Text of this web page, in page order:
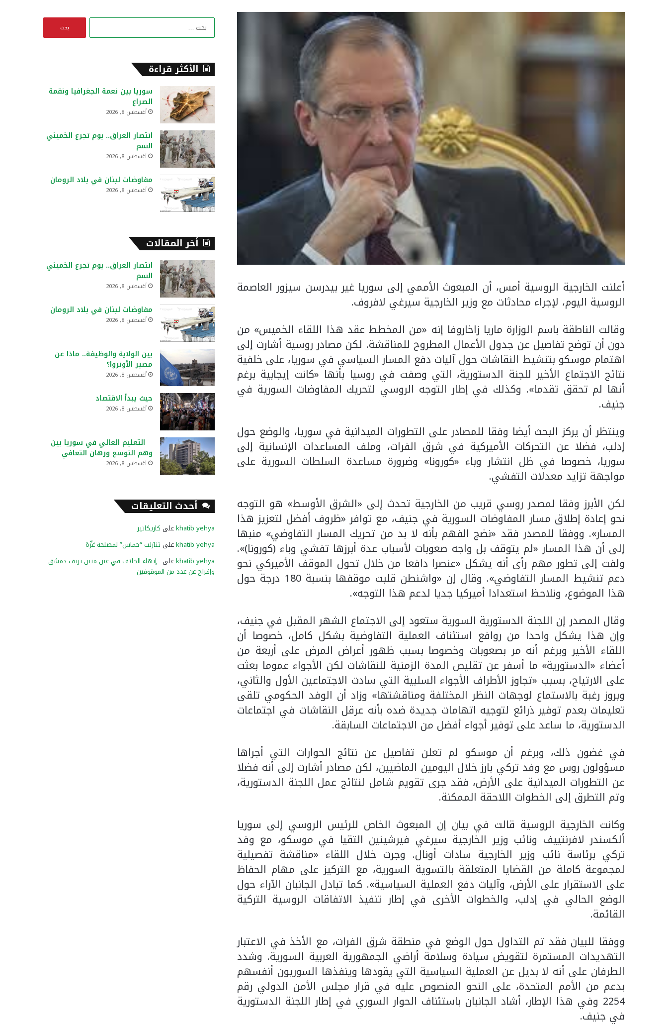
أعلنت الخارجية الروسية أمس، أن المبعوث الأممي إلى سوريا غير بيدرسن سيزور العاصمة
الروسية اليوم، لإجراء محادثات مع وزير الخارجية سيرغي لافروف.
وقالت الناطقة باسم الوزارة ماريا زاخاروفا إنه «من المخطط عقد هذا اللقاء الخميس» من
دون أن توضح تفاصيل عن جدول الأعمال المطروح للمناقشة. لكن مصادر روسية أشارت إلى
اهتمام موسكو بتنشيط النقاشات حول آليات دفع المسار السياسي في سوريا، على خلفية
نتائج الاجتماع الأخير للجنة الدستورية، التي وصفت في روسيا بأنها «كانت إيجابية برغم
أنها لم تحقق تقدما». وكذلك في إطار التوجه الروسي لتحريك المفاوضات السورية في
جنيف.
وينتظر أن يركز البحث أيضا وفقا للمصادر على التطورات الميدانية في سوريا، والوضع حول
إدلب، فضلا عن التحركات الأميركية في شرق الفرات، وملف المساعدات الإنسانية إلى
سوريا، خصوصا في ظل انتشار وباء «كورونا» وضرورة مساعدة السلطات السورية على
مواجهة تزايد معدلات التفشي.
لكن الأبرز وفقا لمصدر روسي قريب من الخارجية تحدث إلى «الشرق الأوسط» هو التوجه
نحو إعادة إطلاق مسار المفاوضات السورية في جنيف، مع توافر «ظروف أفضل لتعزيز هذا
المسار». ووفقا للمصدر فقد «نضج الفهم بأنه لا بد من تحريك المسار التفاوضي» منبها
إلى أن هذا المسار «لم يتوقف بل واجه صعوبات لأسباب عدة أبرزها تفشي وباء (كورونا)».
ولفت إلى تطور مهم رأى أنه يشكل «عنصرا دافعا من خلال تحول الموقف الأميركي نحو
دعم تنشيط المسار التفاوضي». وقال إن «واشنطن قلبت موقفها بنسبة 180 درجة حول
هذا الموضوع، ونلاحظ استعدادا أميركيا جديا لدعم هذا التوجه».
وقال المصدر إن اللجنة الدستورية السورية ستعود إلى الاجتماع الشهر المقبل في جنيف،
وإن هذا يشكل واحدا من روافع استئناف العملية التفاوضية بشكل كامل، خصوصا أن
اللقاء الأخير وبرغم أنه مر بصعوبات وخصوصا بسبب ظهور أعراض المرض على أربعة من
أعضاء «الدستورية» ما أسفر عن تقليص المدة الزمنية للنقاشات لكن الأجواء عموما بعثت
على الارتياح، بسبب «تجاوز الأطراف الأجواء السلبية التي سادت الاجتماعين الأول والثاني،
وبروز رغبة بالاستماع لوجهات النظر المختلفة ومناقشتها» وزاد أن الوفد الحكومي تلقى
تعليمات بعدم توفير ذرائع لتوجيه اتهامات جديدة ضده بأنه عرقل النقاشات في اجتماعات
الدستورية، ما ساعد على توفير أجواء أفضل من الاجتماعات السابقة.
في غضون ذلك، وبرغم أن موسكو لم تعلن تفاصيل عن نتائج الحوارات التي أجراها
مسؤولون روس مع وفد تركي بارز خلال اليومين الماضيين، لكن مصادر أشارت إلى أنه فضلا
عن التطورات الميدانية على الأرض، فقد جرى تقويم شامل لنتائج عمل اللجنة الدستورية،
وتم التطرق إلى الخطوات اللاحقة الممكنة.
وكانت الخارجية الروسية قالت في بيان إن المبعوث الخاص للرئيس الروسي إلى سوريا
ألكسندر لافرنتييف ونائب وزير الخارجية سيرغي فيرشينين التقيا في موسكو، مع وفد
تركي برئاسة نائب وزير الخارجية سادات أونال. وجرت خلال اللقاء «مناقشة تفصيلية
لمجموعة كاملة من القضايا المتعلقة بالتسوية السورية، مع التركيز على مهام الحفاظ
على الاستقرار على الأرض، وآليات دفع العملية السياسية». كما تبادل الجانبان الآراء حول
الوضع الحالي في إدلب، والخطوات الأخرى في إطار تنفيذ الاتفاقات الروسية التركية
القائمة.
ووفقا للبيان فقد تم التداول حول الوضع في منطقة شرق الفرات، مع الأخذ في الاعتبار
التهديدات المستمرة لتقويض سيادة وسلامة أراضي الجمهورية العربية السورية. وشدد
الطرفان على أنه لا بديل عن العملية السياسية التي يقودها وينفذها السوريون أنفسهم
بدعم من الأمم المتحدة، على النحو المنصوص عليه في قرار مجلس الأمن الدولي رقم
2254 وفي هذا الإطار، أشاد الجانبان باستئناف الحوار السوري في إطار اللجنة الدستورية
في جنيف.
ا
ن
:
الأكثر قراءة
سوريا بين نعمة الجغرافيا ونقمة
الصراع
أغسطس 8, 2026
انتصار العراق.. يوم تجرع الخميني
السم
أغسطس 8, 2026
مفاوضات لبنان في بلاد الرومان
أغسطس 8, 2026
أخر المقالات
انتصار العراق.. يوم تجرع الخميني
السم
أغسطس 8, 2026
مفاوضات لبنان في بلاد الرومان
أغسطس 8, 2026
بين الولاية والوظيفة.. ماذا عن
مصير الأونروا؟
أغسطس 8, 2026
حيث يبدأ الاقتصاد
أغسطس 8, 2026
التعليم العالي في سوريا بين
وهم التوسع ورهان التعافي
أغسطس 8, 2026
أحدث التعليقات
khatib yehyaعلى كاريكاتير
khatib yehyaعلى تنازلت “حماس” لمصلحة غزّة
khatib yehyaعلى إنهاء الخلاف في عين منين بريف دمشق
وإفراج عن عدد من الموقوفين